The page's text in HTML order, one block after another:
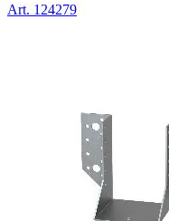
Art. 124279